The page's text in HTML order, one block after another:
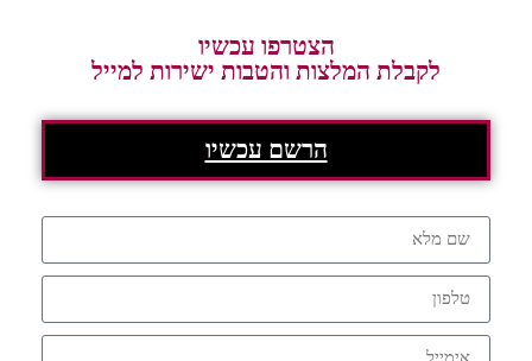
הצטרפו עכשיו
לקבלת המלצות והטבות ישירות למייל
הרשם עכשיו